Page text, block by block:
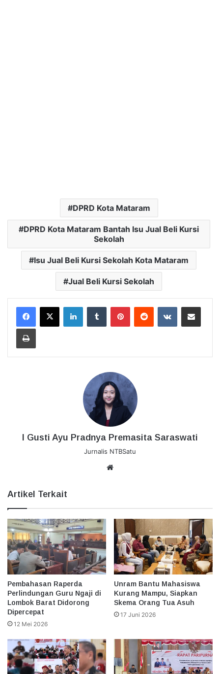
DPRD Kota Mataram
DPRD Kota Mataram Bantah Isu Jual Beli Kursi
Sekolah
Isu Jual Beli Kursi Sekolah Kota Mataram
Jual Beli Kursi Sekolah
LinkedInTumblr PinterestReddit VKontakteBagikan Lewat Email
Cetak
I Gusti Ayu Pradnya Premasita Saraswati
Jurnalis NTBSatu
Artikel Terkait
Pembahasan Raperda
Perlindungan Guru Ngaji di
Lombok Barat Didorong
Dipercepat
12 Mei 2026
Unram Bantu Mahasiswa
Kurang Mampu, Siapkan
Skema Orang Tua Asuh
17 Juni 2026